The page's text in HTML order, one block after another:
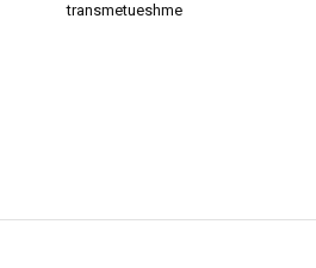
transmetueshme